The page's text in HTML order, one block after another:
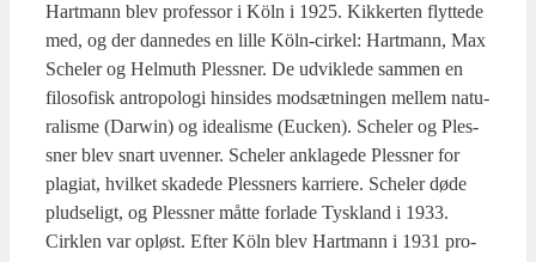
Hart­mann blev pro­fes­sor i Köln i 1925. Kik­ker­ten flyt­te­de
med, og der dan­ne­des en lil­le Köln-cir­kel: Hart­mann, Max
Sche­ler og Hel­muth Ples­sner. De udvik­le­de sam­men en
filo­so­fisk antro­po­lo­gi hin­si­des mod­sæt­nin­gen mel­lem natu­
ra­lis­me (Darwin) og ide­a­lis­me (Euck­en). Sche­ler og Ples­
sner blev snart uven­ner. Sche­ler ankla­ge­de Ples­sner for
plagi­at, hvil­ket ska­de­de Ples­sners kar­ri­e­re. Sche­ler døde
plud­se­ligt, og Ples­sner måt­te for­la­de Tys­kland i 1933.
Cirk­len var opløst. Efter Köln blev Hart­mann i 1931 pro­